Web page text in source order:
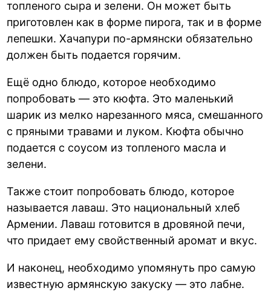
топленого сыра и зелени. Он может быть
приготовлен как в форме пирога, так и в форме
лепешки. Хачапури по-армянски обязательно
должен быть подается горячим.
Ещё одно блюдо, которое необходимо
попробовать — это кюфта. Это маленький
шарик из мелко нарезанного мяса, смешанного
с пряными травами и луком. Кюфта обычно
подается с соусом из топленого масла и
зелени.
Также стоит попробовать блюдо, которое
называется лаваш. Это национальный хлеб
Армении. Лаваш готовится в дровяной печи,
что придает ему свойственный аромат и вкус.
И наконец, необходимо упомянуть про самую
известную армянскую закуску — это лабне.